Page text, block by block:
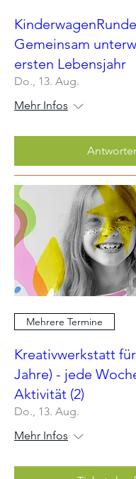
Gemeinsam
ersten Lebensjahr
Do., 13. Aug.
Mehr Infos
Mehrere Termine
Kreativwerkstatt
Jahre) - jede
Aktivität (2)
Do., 13. Aug.
Mehr Infos